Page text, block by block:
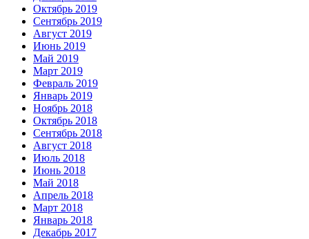
Октябрь 2019
Сентябрь 2019
Август 2019
Июнь 2019
Май 2019
Март 2019
Февраль 2019
Январь 2019
Ноябрь 2018
Октябрь 2018
Сентябрь 2018
Август 2018
Июль 2018
Июнь 2018
Май 2018
Апрель 2018
Март 2018
Январь 2018
Декабрь 2017